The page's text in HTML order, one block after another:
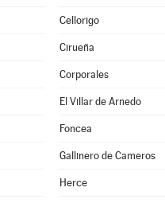
Cellorigo
Cirueña
Corporales
El Villar de Arnedo
Foncea
Gallinero de Cameros
Herce